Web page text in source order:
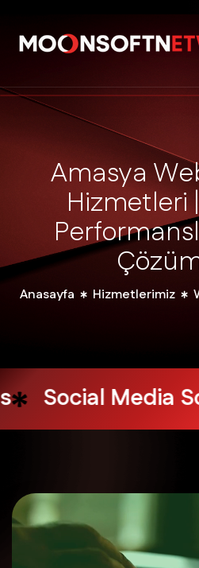
AmasyaWe
Hizmetleri|
Performansl
Çözü
Anasayfa Hizmetlerimiz
Web